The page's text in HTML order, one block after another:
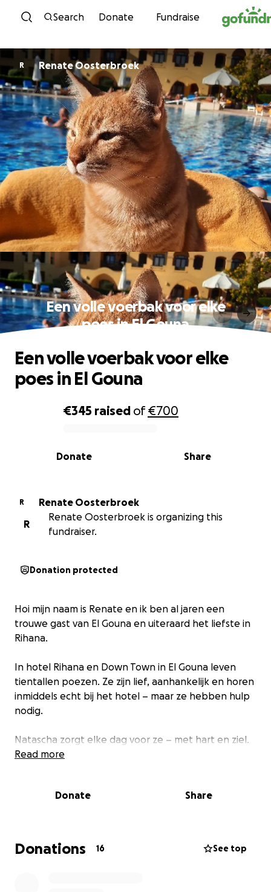
Skip to content
Search Donate Fundraise
R Renate Oosterbroek
Een volle voerbak voor elke
poes in El Gouna
0% complete
€345 raised of€700
Share
Donate
Een volle voerbak voor elke
poes in El Gouna
R
Renate Oosterbroek
R
Renate Oosterbroek is organizing this
fundraiser.
Donation protected
Hoi mijn naam is Renate en ik ben al jaren een
trouwe gast van El Gouna en uiteraard het liefste in
Rihana.
In hotel Rihana en Down Town in El Gouna leven
tientallen poezen. Ze zijn lief, aanhankelijk en horen
inmiddels echt bij het hotel – maar ze hebben hulp
nodig.
Natascha zorgt elke dag voor ze – met hart en ziel.
Hoewel ze af en toe wat hulp krijgt, draagt zij vrijwel
Ze voert ze, laat ze steriliseren, biedt medische zorg
Dit is alleen mogelijk dankzij een klein, betrokken
groepje donateurs én een paar dierenartsen die
Read more
Donate Share
Donations 16 See top